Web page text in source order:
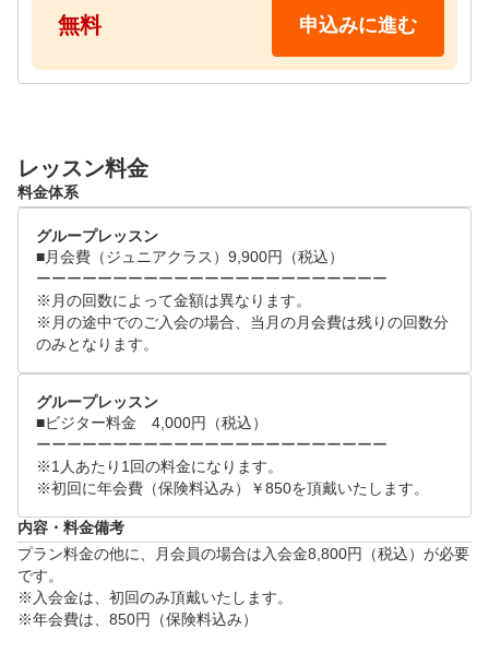
えております。クラブを初めて握る子や、親御さんのゴル
フ経験が無い、という会員様が6割以上いますが、沢山練
習を重ねコースデビューはもちろん、大会に出場するまで
お子さまも多く通われています。
全国200校以上のジュニアスポーツスクール運営グループ
だからこそ通いやすい仕組みを完備。欠席やお振替は会員
システムよりご自身で操作が出来るので都合が悪くなった
時もいつでもどこでも変更可能。曜日・時間・他スクール
へお振替が可能で、通っている期間中は無期限で振替もで
きます。
い。
☆入会のご案内は当日レター形式でお渡ししておりま
して、後日インターネットからお手続き頂けます。
になります。1,000円〜2,000円程度ご用意ください。
危険が伴う場合、先生の判断でお断りさせて頂く場
ーーーーーーーーーーーーーーーーーーーーーーーー
ーーーーーーーーーーーーーーーー
＜スケジュール＞
水曜日　16:30 - 17:30　17:30 - 18:30
※リクエストされる際、時間指定無い場合は、水曜で
したら16:30 -  18:30、土曜でしたら13:30 -15:40　と
設定してください。
無料 申込みに進む
レッスン料金
料金体系
グループレッスン
■月会費（ジュニアクラス）9,900円（税込）
ーーーーーーーーーーーーーーーーーーーーーーー
※月の回数によって金額は異なります。
※月の途中でのご入会の場合、当月の月会費は残りの回数分
のみとなります。
グループレッスン
■ビジター料金　4,000円（税込）
ーーーーーーーーーーーーーーーーーーーーーーー
※1人あたり1回の料金になります。
※初回に年会費（保険料込み）￥850を頂戴いたします。
内容・料金備考
プラン料金の他に、月会員の場合は入会金8,800円（税込）が必要
です。
※入会金は、初回のみ頂戴いたします。
※年会費は、850円（保険料込み）